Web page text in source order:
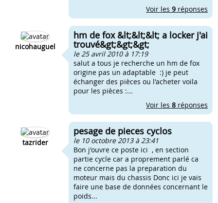
Voir les 9 réponses
nicohauguel
hm de fox &lt;&lt;&lt; a locker j'ai
trouvé&gt;&gt;&gt;
le 25 avril 2010 à 17:19
salut a tous je recherche un hm de fox
origine pas un adaptable :) je peut
échanger des pièces ou l'acheter voila
pour les pièces :...
Voir les 8 réponses
tazrider
pesage de pieces cyclos
le 10 octobre 2013 à 23:41
Bon j'ouvre ce poste ici , en section
partie cycle car a proprement parlé ca
ne concerne pas la preparation du
moteur mais du chassis Donc ici je vais
faire une base de données concernant le
poids...